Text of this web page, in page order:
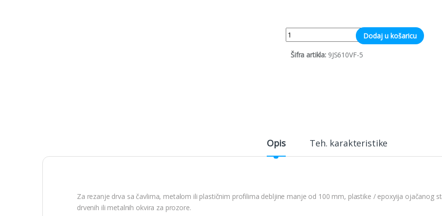
Quantity Dodaj u košaricu
Šifra artikla: 9JS610VF-5
Opis Teh. karakteristike
Za rezanje drva sa čavlima, metalom ili plastičnim profilima debljine manje od 100 mm, plastike / epoxyija ojačanog
drvenih ili metalnih okvira za prozore.